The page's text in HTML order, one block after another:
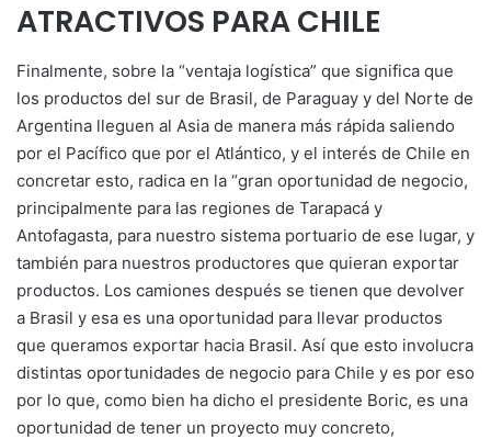
ATRACTIVOS PARA CHILE
Finalmente, sobre la “ventaja logística” que significa que
los productos del sur de Brasil, de Paraguay y del Norte de
Argentina lleguen al Asia de manera más rápida saliendo
por el Pacífico que por el Atlántico, y el interés de Chile en
concretar esto, radica en la “gran oportunidad de negocio,
principalmente para las regiones de Tarapacá y
Antofagasta, para nuestro sistema portuario de ese lugar, y
también para nuestros productores que quieran exportar
productos. Los camiones después se tienen que devolver
a Brasil y esa es una oportunidad para llevar productos
que queramos exportar hacia Brasil. Así que esto involucra
distintas oportunidades de negocio para Chile y es por eso
por lo que, como bien ha dicho el presidente Boric, es una
oportunidad de tener un proyecto muy concreto,